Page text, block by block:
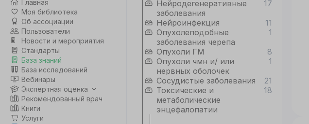
Главная
Моя библиотека
Об ассоциации
Пользователи
Новости и мероприятия
Стандарты
База знаний
База исследований
Вебинары
Экспертная оценка
Рекомендованный врач
Книги
Услуги
Нейродегенеративные
заболевания
17
Нейроинфекция
11
Опухолеподобные
заболевания черепа
1
Опухоли ГМ
8
Опухоли чмн и/ или
нервных оболочек
1
Сосудистые заболевания
21
Токсические и
метаболические
энцефалопатии
18